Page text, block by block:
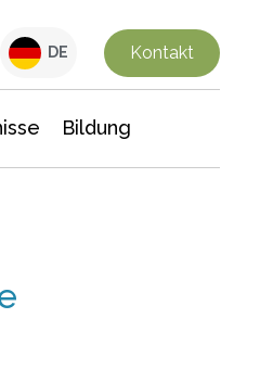
DE Kontakt
Bildung